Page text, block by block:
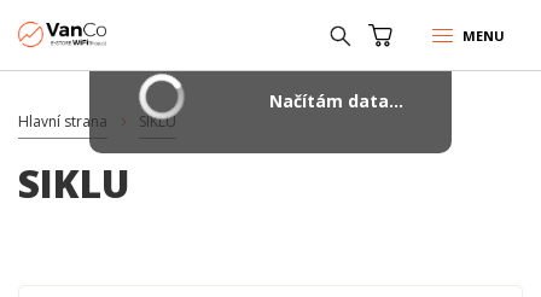
MENU
Hlavní strana SIKLU
SIKLU
Načítám data...